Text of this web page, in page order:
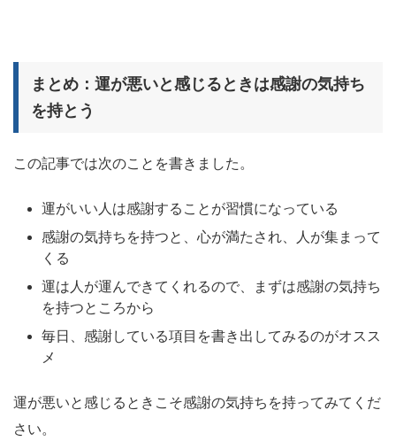
まとめ：運が悪いと感じるときは感謝の気持ち
を持とう
この記事では次のことを書きました。
運がいい人は感謝することが習慣になっている
感謝の気持ちを持つと、心が満たされ、人が集まって
くる
運は人が運んできてくれるので、まずは感謝の気持ち
を持つところから
毎日、感謝している項目を書き出してみるのがオスス
メ
運が悪いと感じるときこそ感謝の気持ちを持ってみてくだ
さい。